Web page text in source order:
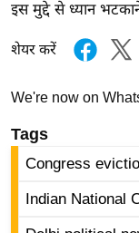
ऑ
र्ल्ड
ज
ब्री
इस मुद्दे से ध्यान
शेयर करें
We're now on
Tags
Congress
Indian National